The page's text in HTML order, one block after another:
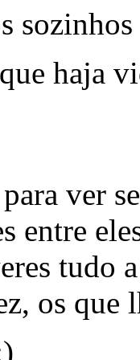
sozinhos
haja
ver
entre
tudo
os que